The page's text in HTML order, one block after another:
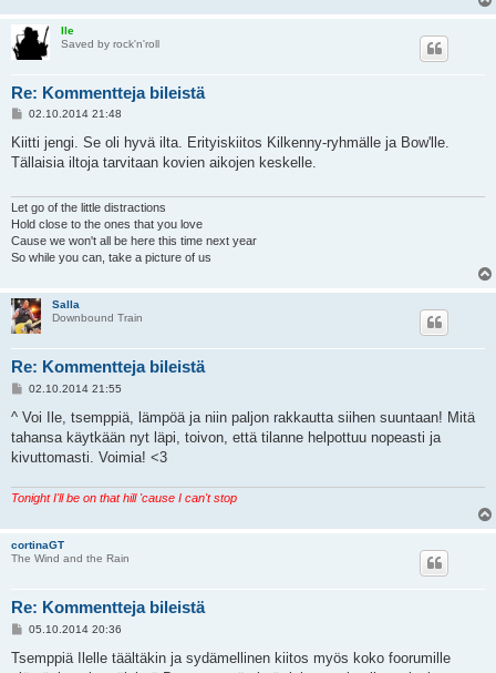
Ile
Saved by rock'n'roll
Re: Kommentteja bileistä
V
e
t
02.10.2014 21:48
Kiitti jengi. Se oli hyvä ilta. Erityiskiitos Kilkenny-ryhmälle ja Bow'lle.
Tällaisia iltoja tarvitaan kovien aikojen keskelle.
Let go of the little distractions
Hold close to the ones that you love
Cause we won't all be here this time next year
So while you can, take a picture of us
Salla
Downbound Train
Re: Kommentteja bileistä
V
e
t
i
02.10.2014 21:55
^ Voi Ile, tsemppiä, lämpöä ja niin paljon rakkautta siihen suuntaan! Mitä
tahansa käytkään nyt läpi, toivon, että tilanne helpottuu nopeasti ja
kivuttomasti. Voimia! <3
Tonight I'll be on that hill 'cause I can't stop
cortinaGT
The Wind and the Rain
Re: Kommentteja bileistä
V
e
05.10.2014 20:36
Tsemppiä Ilelle täältäkin ja sydämellinen kiitos myös koko foorumille